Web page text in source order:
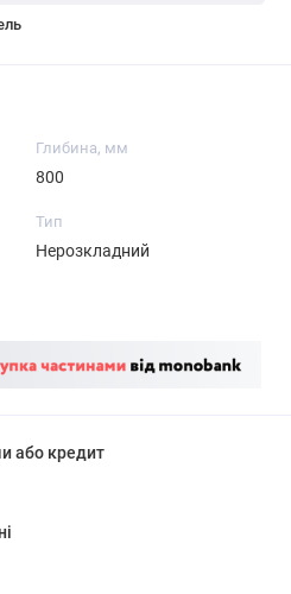
Глибина, мм
800
Тип
Нерозкладний
або кредит